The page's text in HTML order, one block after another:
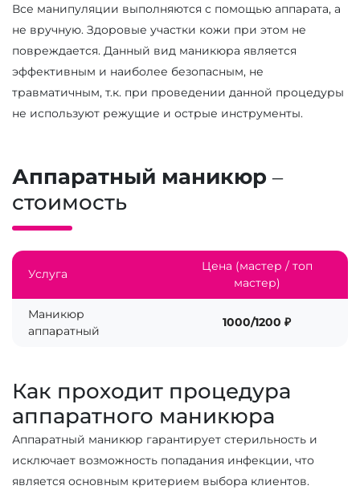
Все манипуляции выполняются с помощью аппарата, а
не вручную. Здоровые участки кожи при этом не
повреждается. Данный вид маникюра является
эффективным и наиболее безопасным, не
травматичным, т.к. при проведении данной процедуры
не используют режущие и острые инструменты.
Аппаратный маникюр –
стоимость
Услуга
Цена (мастер / топ
мастер)
Маникюр
аппаратный
1000/1200 ₽
Как проходит процедура
аппаратного маникюра
Аппаратный маникюр гарантирует стерильность и
исключает возможность попадания инфекции, что
является основным критерием выбора клиентов.